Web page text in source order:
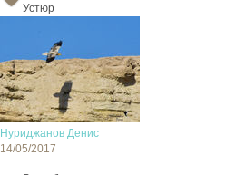
Устюр
Нуриджанов Денис
14/05/2017